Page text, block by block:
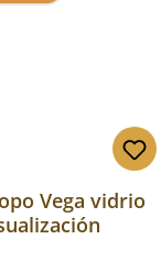
Vega vidrio